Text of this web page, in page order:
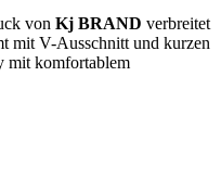
von Kj BRAND verbreitet
mit V-Ausschnitt und kurzen
mit komfortablem